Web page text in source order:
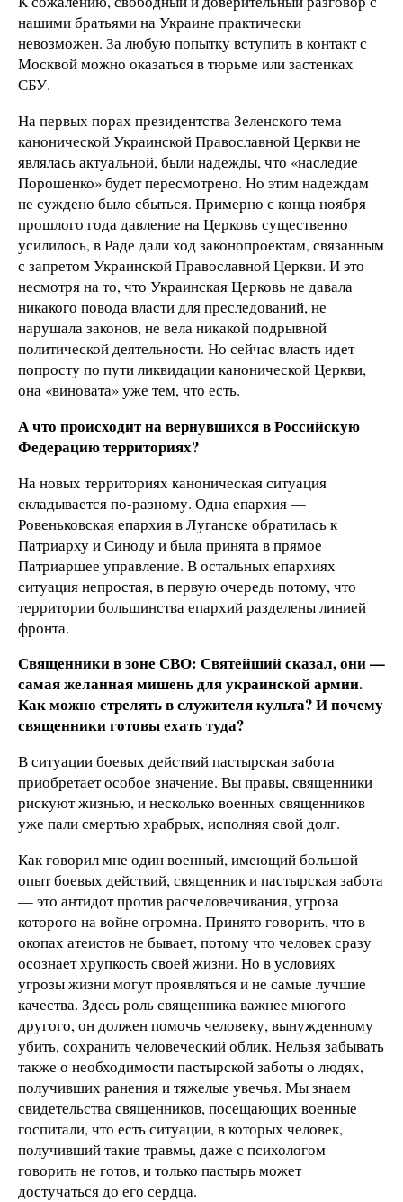
нашими братьями на Украине практически
невозможен. За любую попытку вступить в контакт с
Москвой можно оказаться в тюрьме или застенках
СБУ.
На первых порах президентства Зеленского тема
канонической Украинской Православной Церкви не
являлась актуальной, были надежды, что «наследие
Порошенко» будет пересмотрено. Но этим надеждам
не суждено было сбыться. Примерно с конца ноября
прошлого года давление на Церковь существенно
усилилось, в Раде дали ход законопроектам, связанным
с запретом Украинской Православной Церкви. И это
несмотря на то, что Украинская Церковь не давала
никакого повода власти для преследований, не
нарушала законов, не вела никакой подрывной
политической деятельности. Но сейчас власть идет
попросту по пути ликвидации канонической Церкви,
она «виновата» уже тем, что есть.
А что происходит на вернувшихся в Российскую
Федерацию территориях?
На новых территориях каноническая ситуация
складывается по-разному. Одна епархия —
Ровеньковская епархия в Луганске обратилась к
Патриарху и Синоду и была принята в прямое
Патриаршее управление. В остальных епархиях
ситуация непростая, в первую очередь потому, что
территории большинства епархий разделены линией
фронта.
Священники в зоне СВО: Святейший сказал, они —
самая желанная мишень для украинской армии.
Как можно стрелять в служителя культа? И почему
священники готовы ехать туда?
В ситуации боевых действий пастырская забота
приобретает особое значение. Вы правы, священники
рискуют жизнью, и несколько военных священников
уже пали смертью храбрых, исполняя свой долг.
Как говорил мне один военный, имеющий большой
опыт боевых действий, священник и пастырская забота
— это антидот против расчеловечивания, угроза
которого на войне огромна. Принято говорить, что в
окопах атеистов не бывает, потому что человек сразу
осознает хрупкость своей жизни. Но в условиях
угрозы жизни могут проявляться и не самые лучшие
качества. Здесь роль священника важнее многого
другого, он должен помочь человеку, вынужденному
убить, сохранить человеческий облик. Нельзя забывать
также о необходимости пастырской заботы о людях,
получивших ранения и тяжелые увечья. Мы знаем
свидетельства священников, посещающих военные
госпитали, что есть ситуации, в которых человек,
получивший такие травмы, даже с психологом
говорить не готов, и только пастырь может
достучаться до его сердца.